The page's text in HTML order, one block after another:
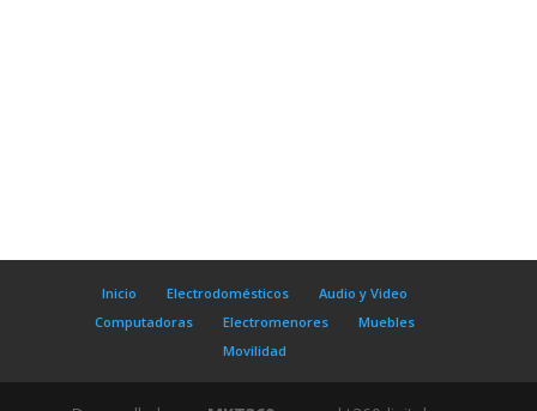
Inicio Electrodomésticos
Audio y Video
Computadoras
Electromenores
Muebles
Movilidad